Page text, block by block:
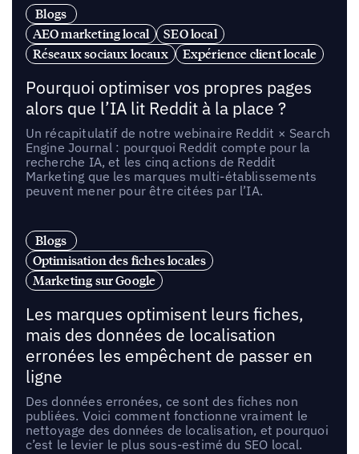
Blogs
AEO marketing local
SEO local
Réseaux sociaux locaux
Expérience client locale
Pourquoi optimiser vos propres pages
alors que l’IA lit Reddit à la place ?
Un récapitulatif de notre webinaire Reddit × Search
Engine Journal : pourquoi Reddit compte pour la
recherche IA, et les cinq actions de Reddit
Marketing que les marques multi-établissements
peuvent mener pour être citées par l’IA.
Blogs
Optimisation des fiches locales
Marketing sur Google
Les marques optimisent leurs fiches,
mais des données de localisation
erronées les empêchent de passer en
ligne
Des données erronées, ce sont des fiches non
publiées. Voici comment fonctionne vraiment le
nettoyage des données de localisation, et pourquoi
c’est le levier le plus sous-estimé du SEO local.